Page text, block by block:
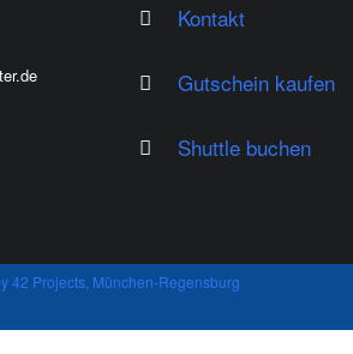
Kontakt
Gutschein kaufen
Shuttle buchen
42 Projects, München-Regensburg